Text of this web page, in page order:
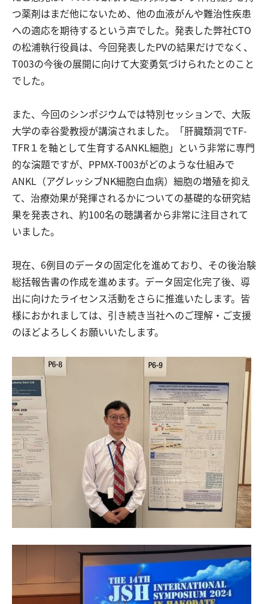
つ薬剤はまだ他にないため、他の血液がんや難治性疾患
への適応を期待するという声でした。発表した弊社CTO
の松浦執行役員は、今回発表したPVの結果だけでなく、
T003の今後の展開に向けて大変勇気づけられたとのこと
でした。
また、今回のシンポジウムでは特別セッションで、大阪
大学の幸谷愛教授が講演されました。「肝臓類洞でTF-
TFR１を軸として生育するANKL細胞」という非常に専門
的な演題ですが、PPMX-T003がどのような仕組みで
ANKL（アグレッシブNK細胞白血病）細胞の増殖を抑え
て、治療効果が発揮されるかについての基礎的な研究結
果を発表され、約100名の聴講者から非常に注目されて
いました。
現在、6例目のデータの固定化を進めており、その後治験
総括報告書の作成を進めます。データ固定化完了後、導
出に向けたライセンス活動をさらに推進いたします。皆
様におかれましては、引き続き当社へのご理解・ご支援
のほどよろしくお願いいたします。